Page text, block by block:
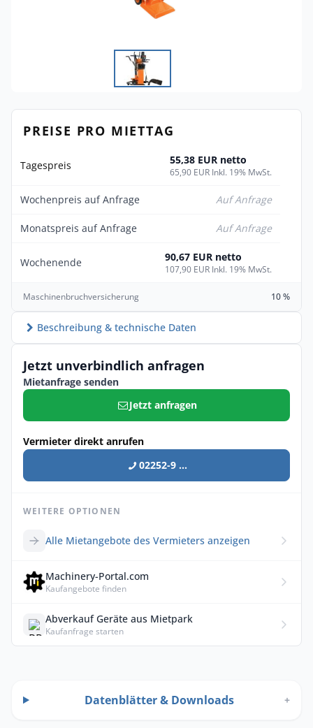
PREISE PRO MIETTAG
Tagespreis 55,38 EUR netto
65,90 EUR Inkl. 19% MwSt.
Wochenpreis auf Anfrage Auf Anfrage
Monatspreis auf Anfrage Auf Anfrage
Wochenende 90,67 EUR netto
107,90 EUR Inkl. 19% MwSt.
Maschinenbruchversicherung 10 %
Beschreibung & technische Daten
Jetzt unverbindlich anfragen
Mietanfrage senden
Jetzt anfragen
Vermieter direkt anrufen
02252-9 ...
WEITERE OPTIONEN
Alle Mietangebote des Vermieters anzeigen
Machinery-Portal.com
Kaufangebote finden
Abverkauf Geräte aus Mietpark
Kaufanfrage starten
Datenblätter & Downloads +